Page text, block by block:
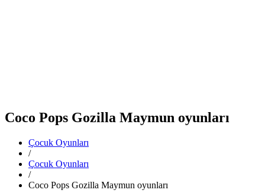
Coco Pops Gozilla Maymun oyunları
Çocuk Oyunları
/
Çocuk Oyunları
/
Coco Pops Gozilla Maymun oyunları